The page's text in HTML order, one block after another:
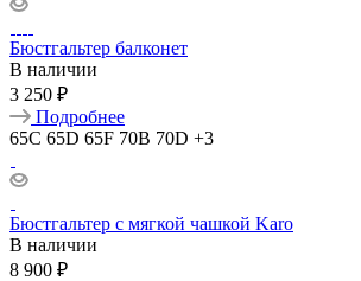
Бюстгальтер балконет
В наличии
3 250 ₽
Подробнее
65C 65D 65F 70B 70D +3
Бюстгальтер с мягкой чашкой Karo
В наличии
8 900 ₽